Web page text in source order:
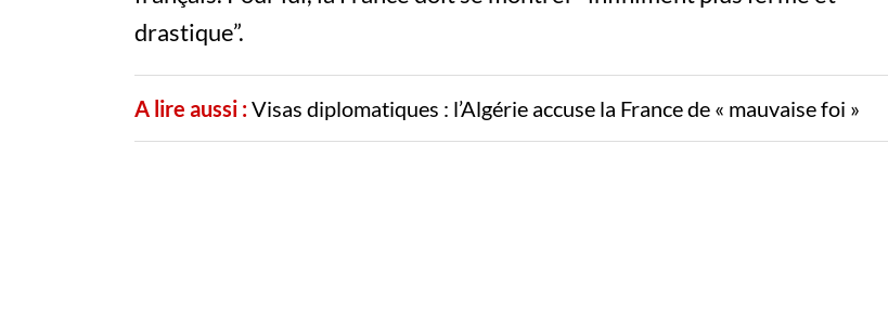
drastique”.
A lire aussi :Visas diplomatiques : l’Algérie accuse la France de « mauvaise foi »